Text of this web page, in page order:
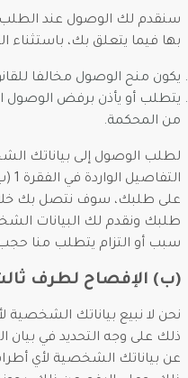
سنقدم لك الوصول عند الطلب
بها فيما يتعلق بك، باستثناء
يكون منح الوصول مخالفا
يتطلب أو يأذن برفض الوصول
من المحكمة.
لطلب الوصول إلى بياناتك
طلبك ونقدم لك البيانات
سبب أو التزام يتطلب منا
(ب) الإفصاح لطرف
نحن لا نبيع بياناتك الشخصية
ذلك على وجه التحديد في بيان
عن بياناتك الشخصية لأي